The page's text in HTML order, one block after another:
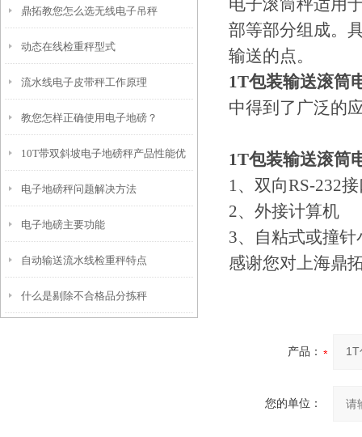
排除
鼎拓教您怎么选无线电子吊秤
动态在线检重秤型式
流水线电子皮带秤工作原理
教您怎样正确使用电子地磅？
10T带双斜坡电子地磅秤产品性能优
点
电子地磅秤问题解决方法
电子地磅主要功能
自动输送流水线检重秤特点
什么是剔除不合格品分拣秤
电子滚筒秤适用
部等部分组成。
输送的点。
1T包装输送滚筒
中得到了广泛的
1T包装输送滚筒
1、双向RS-232
2、外接计算机
3、自粘式或撞
感谢您对上海鼎
产品：
您的单位：